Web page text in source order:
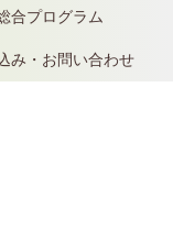
合プログラム
み・お問い合わせ